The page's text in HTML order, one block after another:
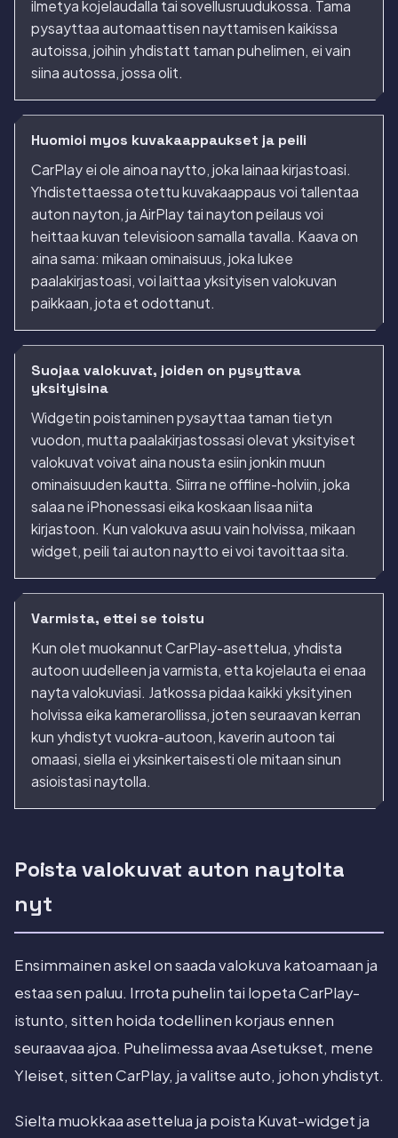
ilmetya kojelaudalla tai sovellusruudukossa. Tama
pysayttaa automaattisen nayttamisen kaikissa
autoissa, joihin yhdistatt taman puhelimen, ei vain
siina autossa, jossa olit.
Huomioi myos kuvakaappaukset ja peili
CarPlay ei ole ainoa naytto, joka lainaa kirjastoasi.
Yhdistettaessa otettu kuvakaappaus voi tallentaa
auton nayton, ja AirPlay tai nayton peilaus voi
heittaa kuvan televisioon samalla tavalla. Kaava on
aina sama: mikaan ominaisuus, joka lukee
paalakirjastoasi, voi laittaa yksityisen valokuvan
paikkaan, jota et odottanut.
Suojaa valokuvat, joiden on pysyttava
yksityisina
Widgetin poistaminen pysayttaa taman tietyn
vuodon, mutta paalakirjastossasi olevat yksityiset
valokuvat voivat aina nousta esiin jonkin muun
ominaisuuden kautta. Siirra ne offline-holviin, joka
salaa ne iPhonessasi eika koskaan lisaa niita
kirjastoon. Kun valokuva asuu vain holvissa, mikaan
widget, peili tai auton naytto ei voi tavoittaa sita.
Varmista, ettei se toistu
Kun olet muokannut CarPlay-asettelua, yhdista
autoon uudelleen ja varmista, etta kojelauta ei enaa
nayta valokuviasi. Jatkossa pidaa kaikki yksityinen
holvissa eika kamerarollissa, joten seuraavan kerran
kun yhdistyt vuokra-autoon, kaverin autoon tai
omaasi, siella ei yksinkertaisesti ole mitaan sinun
asioistasi naytolla.
Poista valokuvat auton naytolta
nyt
Ensimmainen askel on saada valokuva katoamaan ja
estaa sen paluu. Irrota puhelin tai lopeta CarPlay-
istunto, sitten hoida todellinen korjaus ennen
seuraavaa ajoa. Puhelimessa avaa Asetukset, mene
Yleiset, sitten CarPlay, ja valitse auto, johon yhdistyt.
Sielta muokkaa asettelua ja poista Kuvat-widget ja